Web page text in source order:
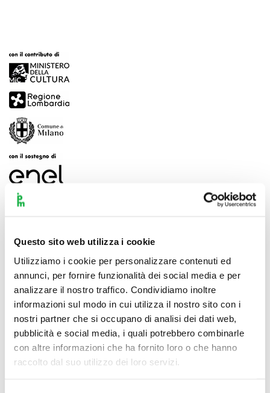
Questo sito web utilizza i cookie
Utilizziamo i cookie per personalizzare contenuti ed
annunci, per fornire funzionalità dei social media e per
analizzare il nostro traffico. Condividiamo inoltre
informazioni sul modo in cui utilizza il nostro sito con i
nostri partner che si occupano di analisi dei dati web,
pubblicità e social media, i quali potrebbero combinarle
con altre informazioni che ha fornito loro o che hanno
raccolto dal suo utilizzo dei loro servizi.